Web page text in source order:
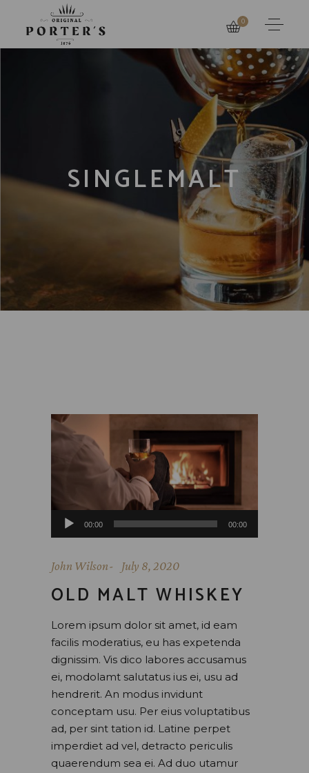
0
SINGLEMALT
Audio
Player
00:00 00:00
John Wilson July 8, 2020
OLD MALT WHISKEY
Lorem ipsum dolor sit amet, id eam
facilis moderatius, eu has expetenda
dignissim. Vis dico labores accusamus
ei, modolamt salutatus ius ei, usu ad
hendrerit. An modus invidunt
conceptam usu. Per eius voluptatibus
ad, per sint tation id. Latine perpet
imperdiet ad vel, detracto periculis
quaerendum sea ei. Ad duo utamur